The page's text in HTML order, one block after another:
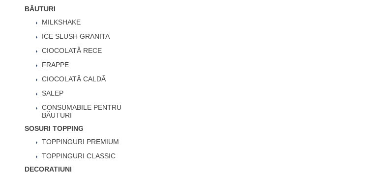
BĂUTURI
MILKSHAKE
ICE SLUSH GRANITA
CIOCOLATĂ RECE
FRAPPE
CIOCOLATĂ CALDĂ
SALEP
CONSUMABILE PENTRU
BĂUTURI
SOSURI TOPPING
TOPPINGURI PREMIUM
TOPPINGURI CLASSIC
DECORATIUNI